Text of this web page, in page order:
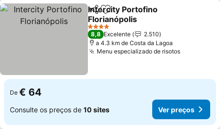
PartilharAdicionar aos favoritos
Intercity Portofino
Florianópolis
4 Estrelas
8,8 Excelente
2.510
a 4.3 km de Costa da Lagoa
Menu especializado de risotos
De € 64
Consulte os preços de 10 sites Ver preços